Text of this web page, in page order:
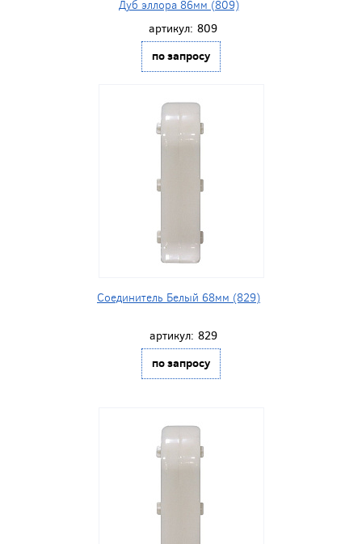
Дуб эллора 86мм (809)
артикул: 809
по запросу
Соединитель Белый 68мм (829)
артикул: 829
по запросу